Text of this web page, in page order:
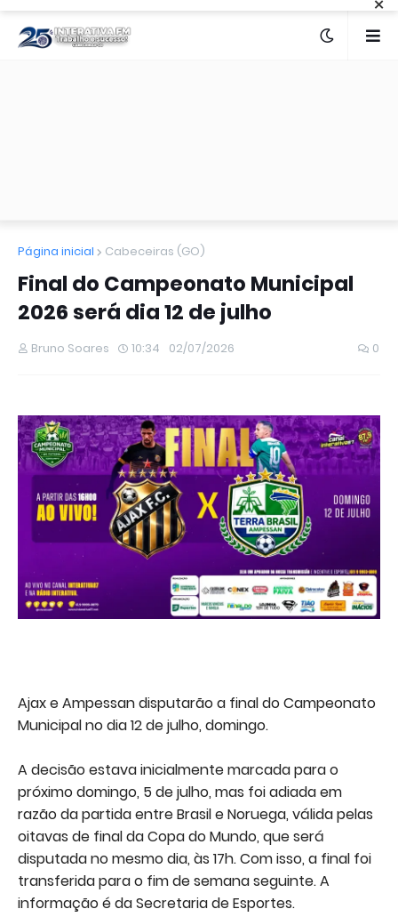
Página inicial Cabeceiras (GO)
Final do Campeonato Municipal
2026 será dia 12 de julho
Bruno Soares 10:34 02/07/2026 0
Ajax e Ampessan disputarão a final do Campeonato
Municipal no dia 12 de julho, domingo.
A decisão estava inicialmente marcada para o
próximo domingo, 5 de julho, mas foi adiada em
razão da partida entre Brasil e Noruega, válida pelas
oitavas de final da Copa do Mundo, que será
disputada no mesmo dia, às 17h. Com isso, a final foi
transferida para o fim de semana seguinte. A
informação é da Secretaria de Esportes.